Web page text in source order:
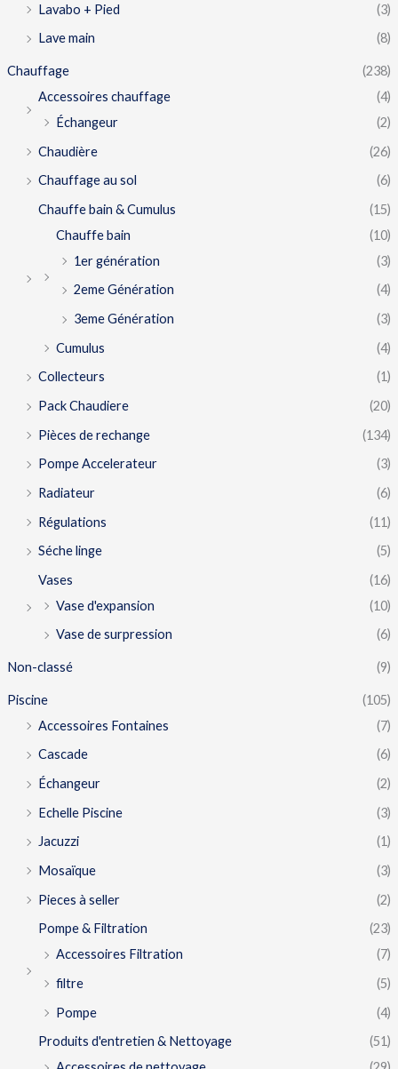
Lavabo + Pied
(3)
Lave main
(8)
Chauffage
(238)
Accessoires chauffage
(4)
Échangeur
(2)
Chaudière
(26)
Chauffage au sol
(6)
Chauffe bain & Cumulus
(15)
Chauffe bain
(10)
1er génération
(3)
2eme Génération
(4)
3eme Génération
(3)
Cumulus
(4)
Collecteurs
(1)
Pack Chaudiere
(20)
Pièces de rechange
(134)
Pompe Accelerateur
(3)
Radiateur
(6)
Régulations
(11)
Séche linge
(5)
Vases
(16)
Vase d'expansion
(10)
Vase de surpression
(6)
Non-classé (9)
Piscine
(105)
Accessoires Fontaines
(7)
Cascade
(6)
Échangeur
(2)
Echelle Piscine
(3)
Jacuzzi
(1)
Mosaïque
(3)
Pieces à seller
(2)
Pompe & Filtration
(23)
Accessoires Filtration
(7)
filtre
(5)
Pompe
(4)
Produits d'entretien & Nettoyage
(51)